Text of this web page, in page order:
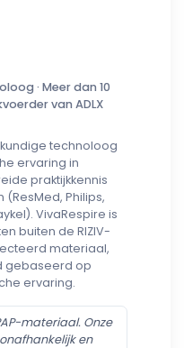
· Meer dan 10
van ADLX
technoloog
ervaring in
praktijkkennis
Philips,
VivaRespire is
buiten de RIZIV-
materiaal,
gebaseerd op
ervaring.
materiaal. Onze
en